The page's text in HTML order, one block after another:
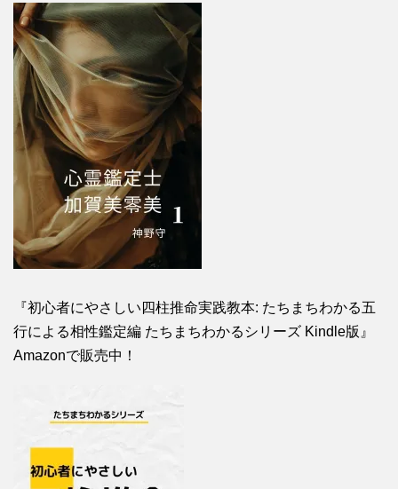
『初心者にやさしい四柱推命実践教本: たちまちわかる五
行による相性鑑定編 たちまちわかるシリーズ Kindle版』
Amazonで販売中！